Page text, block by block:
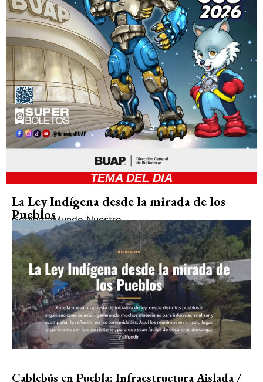
TEMA DEL DIA
La Ley Indígena desde la mirada de los
Pueblos
GobiernoMundo Nuestro
Cablebús en Puebla: Infraestructura Aislada /